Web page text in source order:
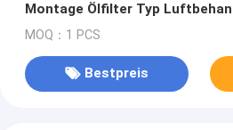
Montage Ölfilter Typ
DZ96189360003
MOQ：1 PCS
Bestpreis